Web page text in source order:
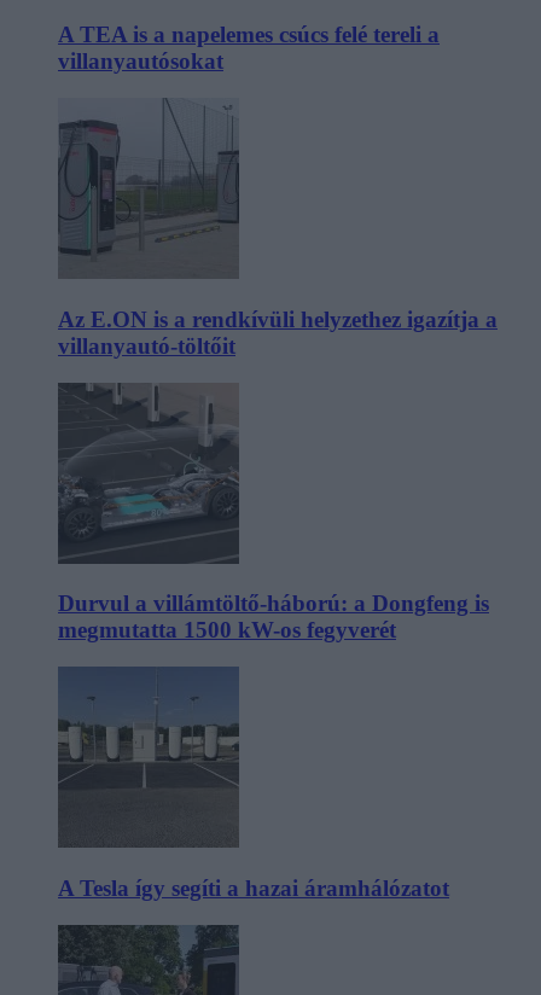
A TEA is a napelemes csúcs felé tereli a
villanyautósokat
Az E.ON is a rendkívüli helyzethez igazítja a
villanyautó-töltőit
Durvul a villámtöltő-háború: a Dongfeng is
megmutatta 1500 kW-os fegyverét
A Tesla így segíti a hazai áramhálózatot